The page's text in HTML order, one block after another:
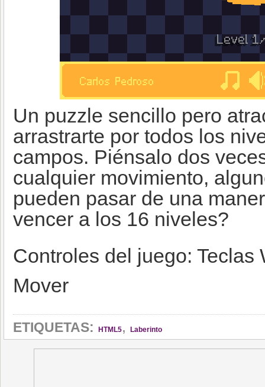
Un puzzle sencillo pero
arrastrarte por todos los
campos. Piénsalo dos
cualquier movimiento,
pueden pasar de una
vencer a los 16 niveles?
Controles del juego: Teclas
Mover
ETIQUETAS: HTML5, Laberinto